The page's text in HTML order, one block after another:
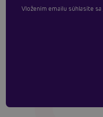
Vložením emailu súhlasíte sa